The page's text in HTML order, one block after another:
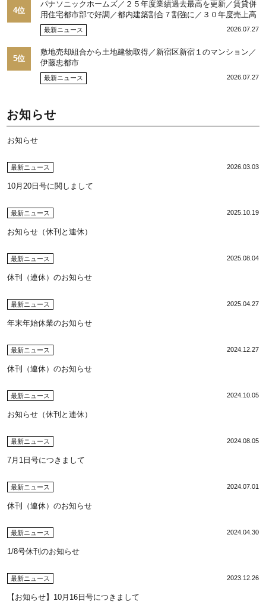
4位
パナソニックホームズ／２５年度業績過去最高を更新／賃貸併
用住宅都市部で好調／都内建築割合７割強に／３０年度売上高
目標５千億円
最新ニュース 2026.07.27
5位
敷地売却組合から土地建物取得／新宿区新宿１のマンション／
伊藤忠都市
最新ニュース 2026.07.27
お知らせ
お知らせ
最新ニュース 2026.03.03
10月20日号に関しまして
最新ニュース 2025.10.19
お知らせ（休刊と連休）
最新ニュース 2025.08.04
休刊（連休）のお知らせ
最新ニュース 2025.04.27
年末年始休業のお知らせ
最新ニュース 2024.12.27
休刊（連休）のお知らせ
最新ニュース 2024.10.05
お知らせ（休刊と連休）
最新ニュース 2024.08.05
7月1日号につきまして
最新ニュース 2024.07.01
休刊（連休）のお知らせ
最新ニュース 2024.04.30
1/8号休刊のお知らせ
最新ニュース 2023.12.26
【お知らせ】10月16日号につきまして